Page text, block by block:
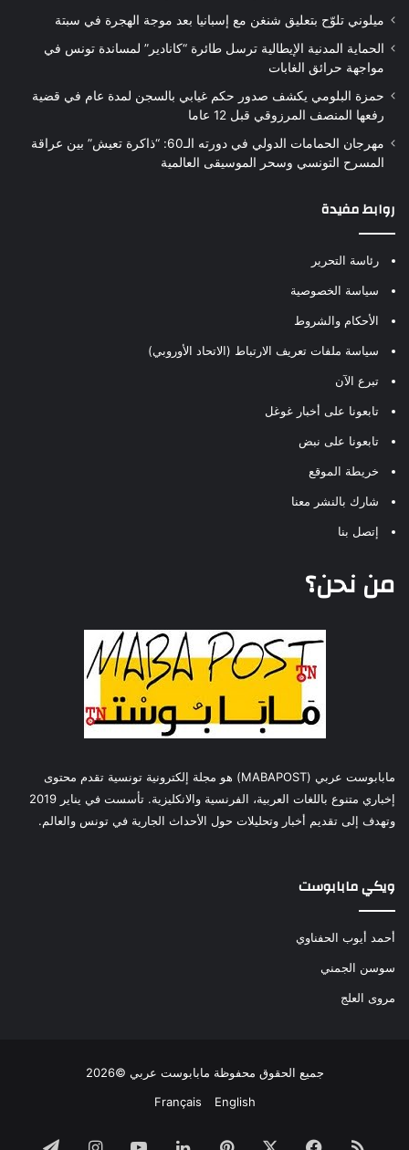
ميلوني تلوّح بتعليق شنغن مع إسبانيا بعد موجة الهجرة في سبتة
الحماية المدنية الإيطالية ترسل طائرة “كانادير” لمساندة تونس في
مواجهة حرائق الغابات
حمزة البلومي يكشف صدور حكم غيابي بالسجن لمدة عام في قضية
رفعها المنصف المرزوقي قبل 12 عاما
مهرجان الحمامات الدولي في دورته الـ60: “ذاكرة تعيش” بين عراقة
المسرح التونسي وسحر الموسيقى العالمية
روابط مفيدة
رئاسة التحرير
سياسة الخصوصية
الأحكام والشروط
سياسة ملفات تعريف الارتباط (الاتحاد الأوروبي)
تبرع الآن
تابعونا على أخبار غوغل
تابعونا على نبض
خريطة الموقع
شارك بالنشر معنا
إتصل بنا
من نحن؟
مابابوست عربي (MABAPOST) هو مجلة إلكترونية تونسية تقدم محتوى
إخباري متنوع باللغات العربية، الفرنسية والانكليزية. تأسست في يناير 2019
وتهدف إلى تقديم أخبار وتحليلات حول الأحداث الجارية في تونس والعالم.
ويكي مابابوست
أحمد أيوب الحفناوي
سوسن الجمني
مروى العلج
جميع الحقوق محفوظة مابابوست عربي ©2026
English
Français